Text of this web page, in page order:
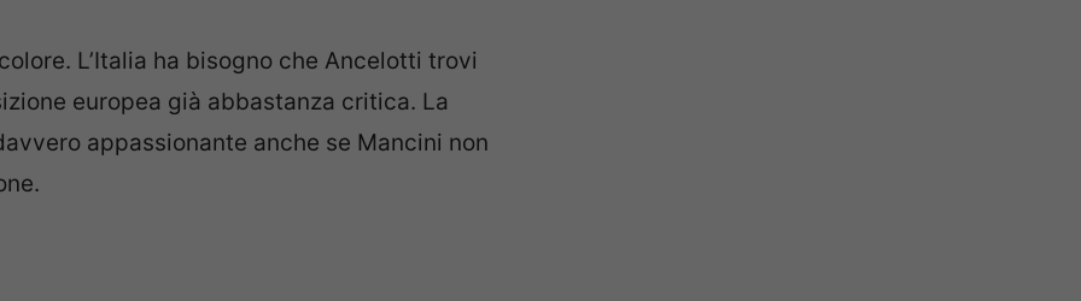
L’Italia ha bisogno che Ancelotti trovi
europea già abbastanza critica. La
appassionante anche se Mancini non